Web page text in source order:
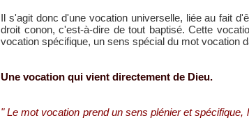
Il s'agit donc d'une vocation universelle, liée au fait
droit conon, c'est-à-dire de tout baptisé. Cette
vocation spécifique, un sens spécial du mot vocation
Une vocation qui vient directement de Dieu.
" Le mot vocation prend un sens plénier et